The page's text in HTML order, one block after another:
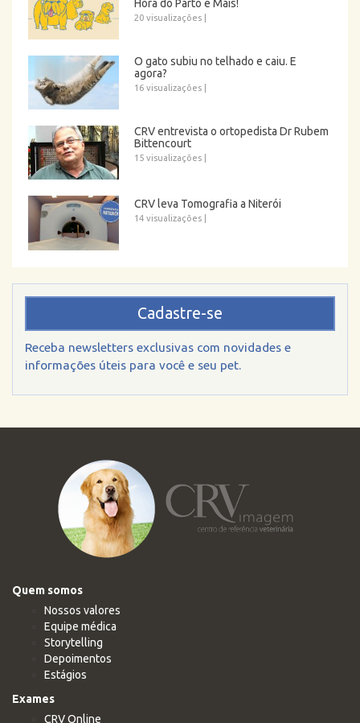
Hora do Parto e Mais!
20 visualizações
O gato subiu no telhado e caiu. E
agora?
16 visualizações
CRV entrevista o ortopedista Dr Rubem
Bittencourt
15 visualizações
CRV leva Tomografia a Niterói
14 visualizações
Cadastre-se
Receba newsletters exclusivas com novidades e
informações úteis para você e seu pet.
Quem somos
Nossos valores
Equipe médica
Storytelling
Depoimentos
Estágios
Exames
CRV Online